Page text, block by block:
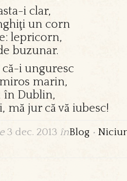
i clar,
un corn
lepricorn,
buzunar.
i unguresc
marin,
în Dublin,
mă jur că vă iubesc!
3 dec. 2013 înBlog •